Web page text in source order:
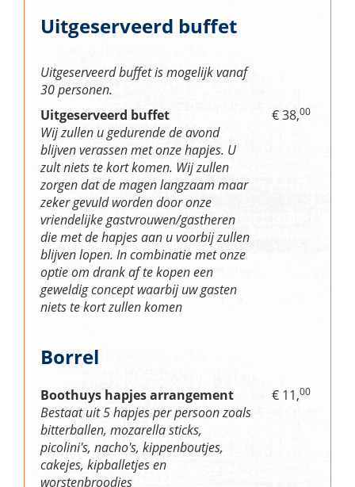
Uitgeserveerd buffet
Uitgeserveerd buffet is mogelijk vanaf
30 personen.
Uitgeserveerd buffet
Wij zullen u gedurende de avond
blijven verassen met onze hapjes. U
zult niets te kort komen. Wij zullen
zorgen dat de magen langzaam maar
zeker gevuld worden door onze
vriendelijke gastvrouwen/gastheren
die met de hapjes aan u voorbij zullen
blijven lopen. In combinatie met onze
optie om drank af te kopen een
geweldig concept waarbij uw gasten
niets te kort zullen komen
€ 38,00
Borrel
Boothuys hapjes arrangement
Bestaat uit 5 hapjes per persoon zoals
bitterballen, mozarella sticks,
picolini's, nacho's, kippenboutjes,
cakejes, kipballetjes en
worstenbroodjes
€ 11,00